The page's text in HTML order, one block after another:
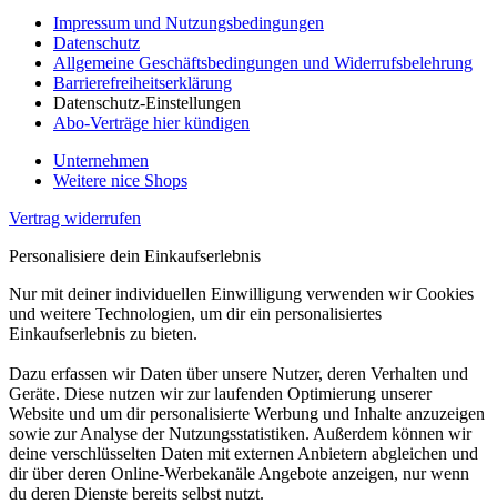
Impressum und Nutzungsbedingungen
Datenschutz
Allgemeine Geschäftsbedingungen und Widerrufsbelehrung
Barrierefreiheitserklärung
Datenschutz-Einstellungen
Abo-Verträge hier kündigen
Unternehmen
Weitere nice Shops
Vertrag widerrufen
Personalisiere dein Einkaufserlebnis
Nur mit deiner individuellen Einwilligung verwenden wir Cookies
und weitere Technologien, um dir ein personalisiertes
Einkaufserlebnis zu bieten.
Dazu erfassen wir Daten über unsere Nutzer, deren Verhalten und
Geräte. Diese nutzen wir zur laufenden Optimierung unserer
Website und um dir personalisierte Werbung und Inhalte anzuzeigen
sowie zur Analyse der Nutzungsstatistiken. Außerdem können wir
deine verschlüsselten Daten mit externen Anbietern abgleichen und
dir über deren Online-Werbekanäle Angebote anzeigen, nur wenn
du deren Dienste bereits selbst nutzt.